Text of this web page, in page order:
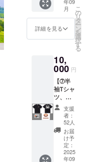
【クラ
ウド
ファン
ディン
色（黒&
ジ）】
・お礼
ル 9月
上旬発
送予定
ラック
Body
:United
Athle
をお送
りしま
す 9月
上旬発
送予定
デザイ
ンしたT
シャツ
を提供
しま
す。
シャツ
【クラ
ウド
ファン
ディン
グ限定
色】
サイズ
展開：
S, M,
L,XL,XX
L カ
ラー:黒
月
詳細を見る
こ
の
リ
タ
ー
ン
を
選
択
す
る
10,
000 円
【➆半
袖Tシャ
ツ、ス
テッ
カー、
ラバー
バン
ド、お
礼状
(メー
ル):10,0
支援
者：
52人
お届
け予
定：
2025
年09